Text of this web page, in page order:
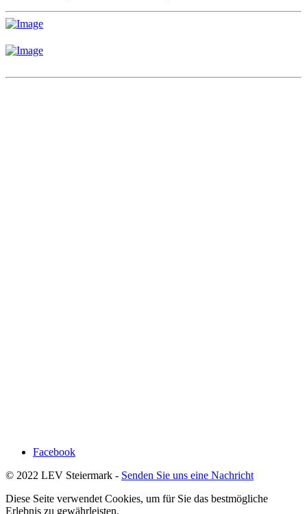
Facebook
© 2022 LEV Steiermark - Senden Sie uns eine Nachricht
Diese Seite verwendet Cookies, um für Sie das bestmögliche
Erlebnis zu gewährleisten.